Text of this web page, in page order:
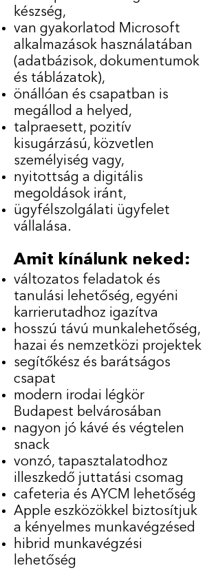
készség,
van gyakorlatod Microsoft
alkalmazások használatában
(adatbázisok, dokumentumok
és táblázatok),
önállóan és csapatban is
megállod a helyed,
talpraesett, pozitív
kisugárzású, közvetlen
személyiség vagy,
nyitottság a digitális
megoldások iránt,
ügyfélszolgálati ügyfelet
vállalása.
Amit kínálunk neked:
változatos feladatok és
tanulási lehetőség, egyéni
karrierutadhoz igazítva
hosszú távú munkalehetőség,
hazai és nemzetközi projektek
segítőkész és barátságos
csapat
modern irodai légkör
Budapest belvárosában
nagyon jó kávé és végtelen
snack
vonzó, tapasztalatodhoz
illeszkedő juttatási csomag
cafeteria és AYCM lehetőség
Apple eszközökkel biztosítjuk
a kényelmes munkavégzésed
hibrid munkavégzési
lehetőség